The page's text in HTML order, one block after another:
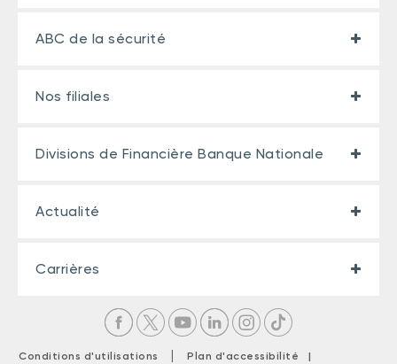
ABC de la sécurité
Nos filiales
Divisions de Financière Banque Nationale
Actualité
Carrières
Conditions d'utilisations | Plan d'accessibilité |